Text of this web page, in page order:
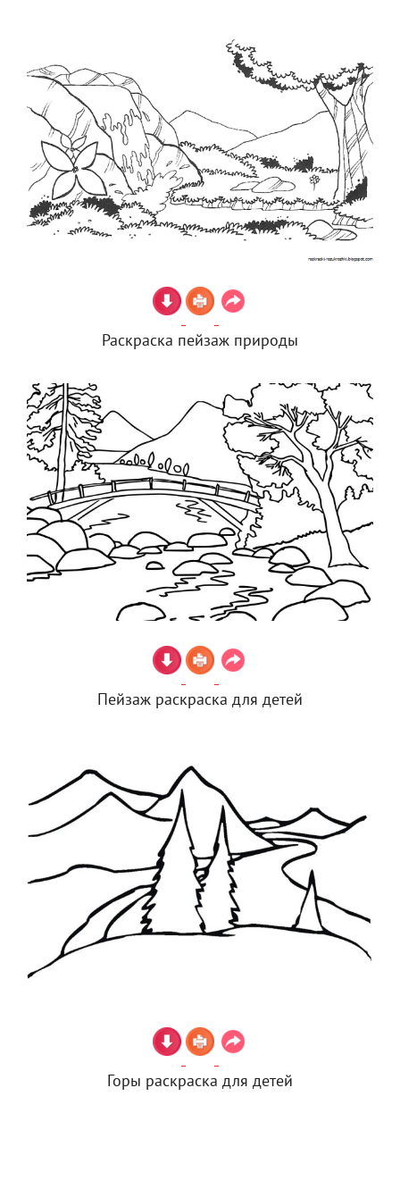
Раскраска пейзаж природы
Пейзаж раскраска для детей
Горы раскраска для детей